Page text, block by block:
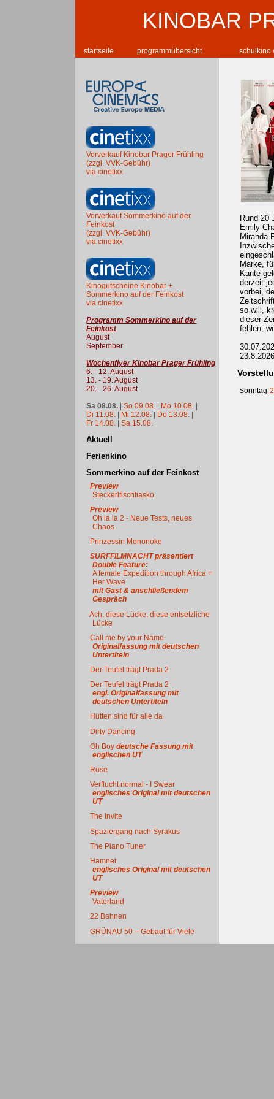
KINOBAR
startseite programmübersicht schulkino
Vorverkauf Kinobar Prager Frühling
(zzgl. VVK-Gebühr)
via cinetixx
Vorverkauf Sommerkino auf der
Feinkost
(zzgl. VVK-Gebühr)
via cinetixx
Kinogutscheine Kinobar +
Sommerkino auf der Feinkost
via cinetixx
Programm Sommerkino auf der
Feinkost
August
September
Wochenflyer Kinobar Prager Frühling
6. - 12. August
13. - 19. August
20. - 26. August
Sa 08.08. |So 09.08. | Mo 10.08. |
Di 11.08. | Mi 12.08. | Do 13.08. |
Fr 14.08. |Sa 15.08.
Aktuell
Ferienkino
Sommerkino auf der Feinkost
Preview
Steckerlfischfiasko
Preview
Oh la la 2 - Neue Tests, neues
Chaos
Prinzessin Mononoke
SURFFILMNACHT präsentiert
Double Feature:
A female Expedition through Africa +
Her Wave
mit Gast & anschließendem
Gespräch
Ach, diese Lücke, diese entsetzliche
Lücke
Call me by your Name
Originalfassung mit deutschen
Untertiteln
Der Teufel trägt Prada 2
Der Teufel trägt Prada 2
engl. Originalfassung mit
deutschen Untertiteln
Hütten sind für alle da
Dirty Dancing
Oh Boydeutsche Fassung mit
englischen UT
Rose
Verflucht normal - I Swear
englisches Original mit deutschen
UT
The Invite
Spaziergang nach Syrakus
The Piano Tuner
Hamnet
englisches Original mit deutschen
UT
Preview
Vaterland
22 Bahnen
GRÜNAU 50 – Gebaut für Viele
Rund 20
Emily
Miranda
Marke,
Kante
derzeit
vorbei,
so will,
dieser
fehlen,
Sonntag